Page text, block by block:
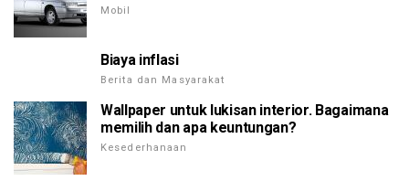
Mobil
Biaya inflasi
Berita dan Masyarakat
Wallpaper untuk lukisan interior. Bagaimana
memilih dan apa keuntungan?
Kesederhanaan